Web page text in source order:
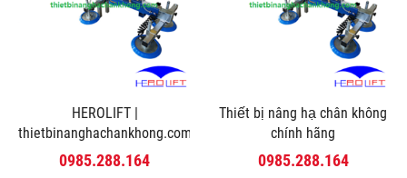
HEROLIFT |
thietbinanghachankhong.com
0985.288.164
Thiết bị nâng hạ chân không
chính hãng
0985.288.164